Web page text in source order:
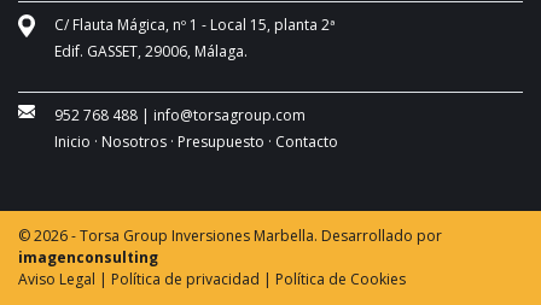
C/ Flauta Mágica, nº 1 - Local 15, planta 2ª
Edif. GASSET, 29006, Málaga.
952 768 488 | info@torsagroup.com
Inicio · Nosotros · Presupuesto · Contacto
© 2026 - Torsa Group Inversiones Marbella. Desarrollado por
imagenconsulting
Aviso Legal | Política de privacidad | Política de Cookies